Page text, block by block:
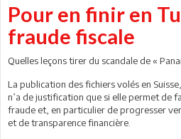
Pour en finir en
fraude fiscale
Quelles leçons tirer du scandale de «
La publication des fichiers volés en
n’a de justification que si elle permet de
fraude et, en particulier de progresser
et de transparence financière.